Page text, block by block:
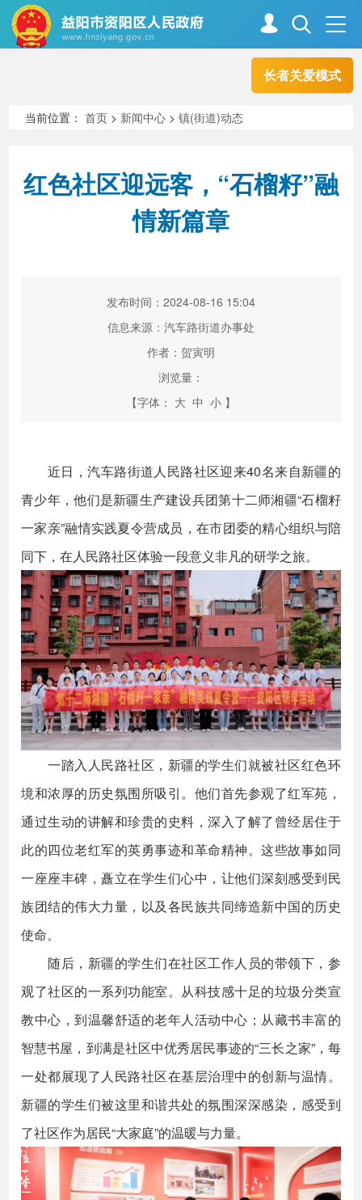
长者关爱模式
走进资阳
当前位置：首页 > 新闻中心 >镇(街道)动态
红色社区迎远客，“石榴籽”融
情新篇章
发布时间：2024-08-16 15:04
信息来源：汽车路街道办事处
作者：贺寅明
浏览量：
【字体： 大 中 小 】
近日，汽车路街道人民路社区迎来40名来自新疆的
青少年，他们是新疆生产建设兵团第十二师湘疆“石榴籽
一家亲”融情实践夏令营成员，在市团委的精心组织与陪
同下，在人民路社区体验一段意义非凡的研学之旅。
一踏入人民路社区，新疆的学生们就被社区红色环
境和浓厚的历史氛围所吸引。他们首先参观了红军苑，
通过生动的讲解和珍贵的史料，深入了解了曾经居住于
此的四位老红军的英勇事迹和革命精神。这些故事如同
一座座丰碑，矗立在学生们心中，让他们深刻感受到民
族团结的伟大力量，以及各民族共同缔造新中国的历史
使命。
随后，新疆的学生们在社区工作人员的带领下，参
观了社区的一系列功能室。从科技感十足的垃圾分类宣
教中心，到温馨舒适的老年人活动中心；从藏书丰富的
智慧书屋，到满是社区中优秀居民事迹的“三长之家”，每
一处都展现了人民路社区在基层治理中的创新与温情。
新疆的学生们被这里和谐共处的氛围深深感染，感受到
了社区作为居民“大家庭”的温暖与力量。